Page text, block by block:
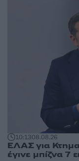
10:1308.08.26
ΕΛΑΣ για
έγινε μπίζνα 7